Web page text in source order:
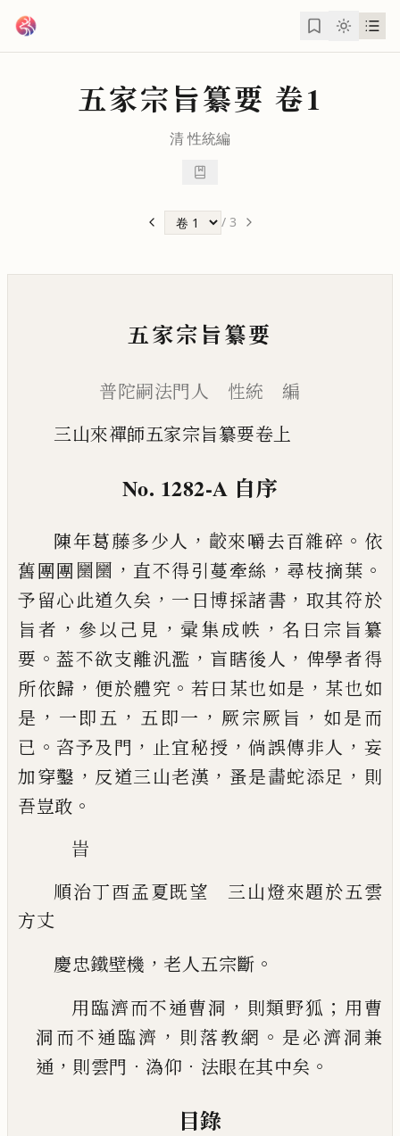
五家宗旨纂要 卷1
清性統編
/ 3
五家宗旨纂要
普陀嗣法門人 性統 編
三山來禪師五家宗旨纂要卷上
No. 1282-A 自序
陳年葛藤多少人 ， 齩來嚼去百雜碎 。 依
舊團團圞圞 ， 直不得引蔓牽絲 ， 尋枝摘葉 。
予留心此道久矣 ， 一日博採諸書 ， 取其符於
旨者 ， 參以己見 ， 彚集成帙 ，名曰 宗旨纂
要 。葢不欲支離汎濫 ， 盲瞎後人 ， 俾學者得
所依歸 ， 便於體究 。 若曰某也如是 ， 某也如
是 ， 一即五 ， 五即一 ， 厥宗厥旨 ， 如是而
已 。 咨予及門 ， 止宜秘授 ，倘誤傳非人 ， 妄
加穿鑿 ， 反道三山老漢 ， 蚤是畵蛇添足 ， 則
吾豈敢 。
旹
順治丁酉孟夏既望 三山燈來題於五雲
方丈
慶忠鐵壁機 ， 老人五宗斷 。
用臨濟而不通曹洞 ， 則類野狐 ； 用曹
洞而不通臨濟 ， 則落教網 。 是必濟洞兼
通 ， 則雲門 ． 溈仰 ． 法眼在其中矣 。
目錄